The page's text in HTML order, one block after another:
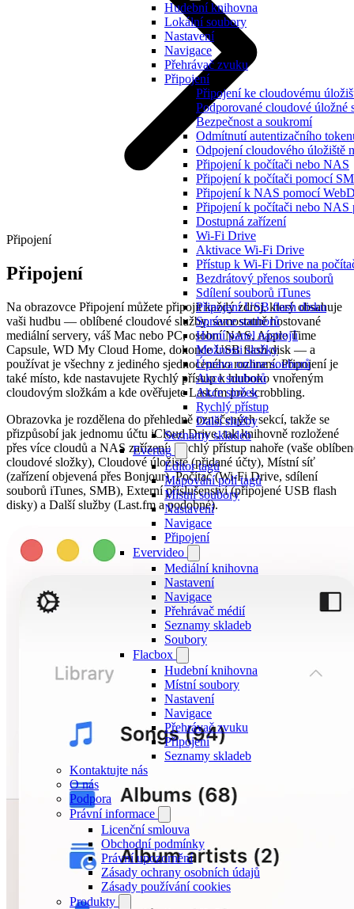
Hudební knihovna
Lokální soubory
Nastavení
Navigace
Přehrávač zvuku
Připojení
Připojení ke cloudovému
Podporované cloudové úložné
Bezpečnost a soukromí
Odmítnutí autentizačního
Odpojení cloudového úložiště
Připojení k počítači nebo NAS
Připojení k počítači pomocí
Připojení k NAS pomocí
Připojení k počítači nebo
Dostupná zařízení
Wi-Fi Drive
Aktivace Wi-Fi Drive
Přístup k Wi-Fi Drive na
Bezdrátový přenos souborů
Sdílení souborů iTunes
Připojení USB flash disku
Správce souborů
Horní panel nástrojů
Možnosti složky
Úprava online souborů
Akce souborů
Akce složek
Rychlý přístup
Další služby
Seznamy skladeb
Evertag
Editor tagů
Mapování polí tagů
Místní soubory
Nastavení
Navigace
Připojení
Evervideo
Mediální knihovna
Nastavení
Navigace
Přehrávač médií
Seznamy skladeb
Soubory
Flacbox
Hudební knihovna
Místní soubory
Nastavení
Navigace
Přehrávač zvuku
Připojení
Seznamy skladeb
Kontaktujte nás
O nás
Podpora
Právní informace
Licenční smlouva
Obchodní podmínky
Právní upozornění
Zásady ochrany osobních údajů
Zásady používání cookies
Produkty
Připojení
Připojení
Na obrazovce Připojení můžete připojit každý zdroj, který obsahuje
vaši hudbu — oblíbené cloudové služby, samostatně hostované
mediální servery, váš Mac nebo PC, osobní NAS, Apple Time
Capsule, WD My Cloud Home, dokonce USB flash disk — a
používat je všechny z jediného sjednoceného rozhraní. Připojení je
také místo, kde nastavujete Rychlý přístup k hluboko vnořeným
cloudovým složkám a kde ověřujete Last.fm pro scrobbling.
Obrazovka je rozdělena do přehledně označených sekcí, takže se
přizpůsobí jak jednomu účtu iCloud Drive, tak knihovně rozložené
přes více cloudů a NAS zařízení: Rychlý přístup nahoře (vaše
cloudové složky), Cloudové úložiště (přidané účty), Místní síť
(zařízení objevená přes Bonjour), Počítač (Wi-Fi Drive, sdílení
souborů iTunes, SMB), Externí příslušenství (připojené USB flash
disky) a Další služby (Last.fm a podobné).